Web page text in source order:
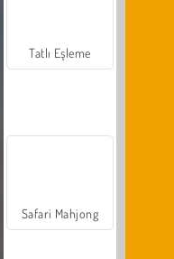
Tatlı Eşleme
Safari Mahjong